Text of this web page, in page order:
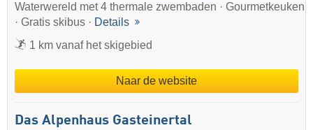
Waterwereld met 4 thermale zwembaden · Gourmetkeuken
· Gratis skibus · Details
1 km vanaf het skigebied
Naar de website
Das Alpenhaus Gasteinertal